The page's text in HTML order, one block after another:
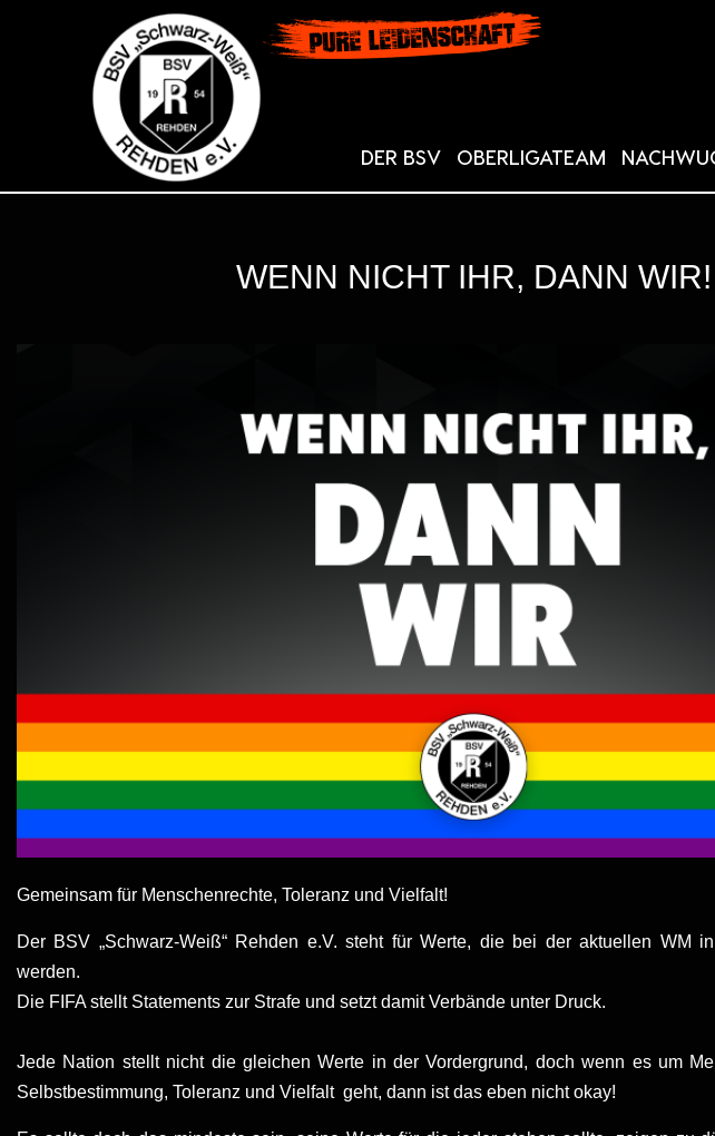
DER BSV OBERLIGATEAM
WENN NICHT IHR, DANN WIR!
Gemeinsam für Menschenrechte, Toleranz und Vielfalt!
Der BSV „Schwarz-Weiß“ Rehden e.V. steht für Werte, die bei der aktuellen WM
werden.
Die FIFA stellt Statements zur Strafe und setzt damit Verbände unter Druck.
Jede Nation stellt nicht die gleichen Werte in der Vordergrund, doch wenn es um
Selbstbestimmung, Toleranz und Vielfalt geht, dann ist das eben nicht okay!